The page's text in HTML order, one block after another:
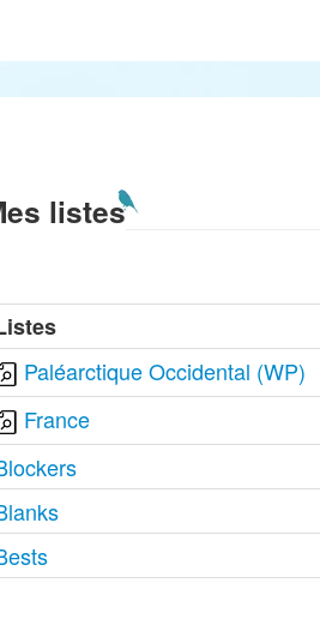
listes
Paléarctique Occidental (WP)
France